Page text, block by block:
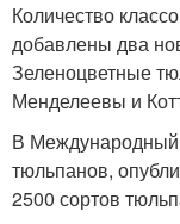
Количество
добавлены два
Зеленоцветные
Менделеевы и
В Международный
тюльпанов,
2500 сортов